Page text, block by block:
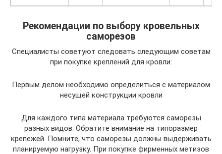
Рекомендации по выбору кровельных
саморезов
Специалисты советуют следовать следующим советам
при покупке креплений для кровли:
Первым делом необходимо определиться с материалом
несущей конструкции кровли
Для каждого типа материала требуются саморезы
разных видов. Обратите внимание на типоразмер
крепежей. Помните, что саморезы должны выдерживать
планируемую нагрузку. При покупке фирменных метизов